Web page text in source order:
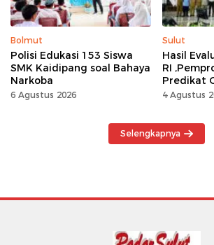
Bolmut
Polisi Edukasi 153 Siswa
SMK Kaidipang soal Bahaya
Narkoba
6 Agustus 2026
Sulut
Hasil
RI
Predikat
Tinggi
4 Agustus
Selengkapnya